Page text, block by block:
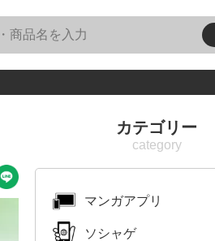
カテゴリー
マンガアプリ
ソシャゲ